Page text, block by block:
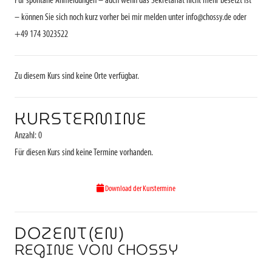
– können Sie sich noch kurz vorher bei mir melden unter info@chossy.de oder
+49 174 3023522
Zu diesem Kurs sind keine Orte verfügbar.
KURSTERMINE
Anzahl: 0
Für diesen Kurs sind keine Termine vorhanden.
Download der Kurstermine
DOZENT(EN)
REGINE VON CHOSSY